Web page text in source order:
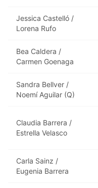
Jessica Castelló /
Lorena Rufo
Bea Caldera /
Carmen Goenaga
Sandra Bellver /
Noemí Aguilar (Q)
Claudia Barrera /
Estrella Velasco
Carla Sainz /
Eugenia Barrera